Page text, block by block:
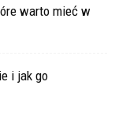
warto mieć w
i jak go